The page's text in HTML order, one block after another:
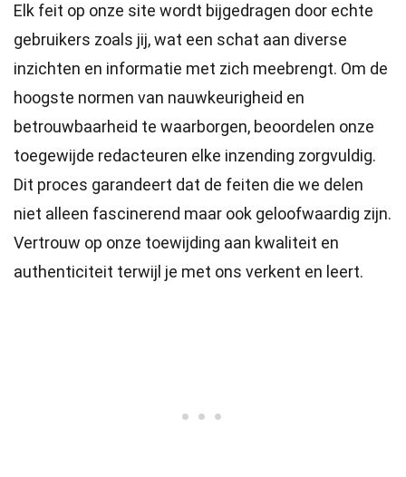
Elk feit op onze site wordt bijgedragen door echte
gebruikers zoals jij, wat een schat aan diverse
inzichten en informatie met zich meebrengt. Om de
hoogste normen van nauwkeurigheid en
betrouwbaarheid te waarborgen, beoordelen onze
toegewijde redacteuren elke inzending zorgvuldig.
Dit proces garandeert dat de feiten die we delen
niet alleen fascinerend maar ook geloofwaardig zijn.
Vertrouw op onze toewijding aan kwaliteit en
authenticiteit terwijl je met ons verkent en leert.